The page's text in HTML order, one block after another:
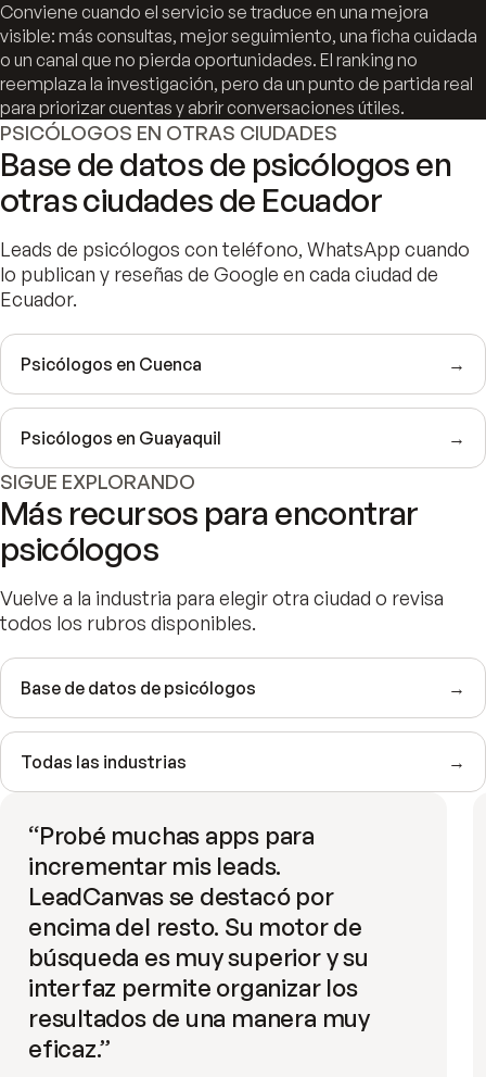
Conviene cuando el servicio se traduce en una mejora
visible: más consultas, mejor seguimiento, una ficha cuidada
o un canal que no pierda oportunidades. El ranking no
reemplaza la investigación, pero da un punto de partida real
para priorizar cuentas y abrir conversaciones útiles.
PSICÓLOGOS EN OTRAS CIUDADES
Base de datos de psicólogos en
otras ciudades de Ecuador
Leads de psicólogos con teléfono, WhatsApp cuando
lo publican y reseñas de Google en cada ciudad de
Ecuador.
Psicólogos en Cuenca →
Psicólogos en Guayaquil →
SIGUE EXPLORANDO
Más recursos para encontrar
psicólogos
Vuelve a la industria para elegir otra ciudad o revisa
todos los rubros disponibles.
Base de datos de psicólogos →
Todas las industrias →
“Probé muchas apps para
incrementar mis leads.
LeadCanvas se destacó por
encima del resto. Su motor de
búsqueda es muy superior y su
interfaz permite organizar los
resultados de una manera muy
eficaz.”